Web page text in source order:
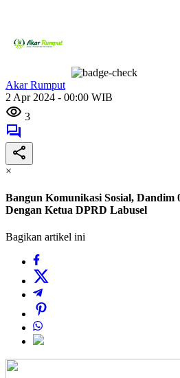
Akar Rumput
2 Apr 2024 - 00:00 WIB
3
×
Bangun Komunikasi Sosial, Dandim
Dengan Ketua DPRD Labusel
Bagikan artikel ini